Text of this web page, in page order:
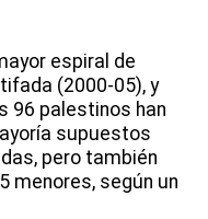
espiral de
(2000-05), y
96 palestinos han
supuestos
pero también
menores, según un